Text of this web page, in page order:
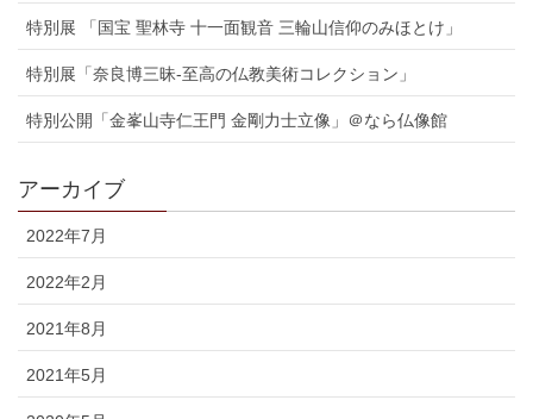
特別展 「国宝 聖林寺 十一面観音 三輪山信仰のみほとけ」
特別展「奈良博三昧-至高の仏教美術コレクション」
特別公開「金峯山寺仁王門 金剛力士立像」＠なら仏像館
アーカイブ
2022年7月
2022年2月
2021年8月
2021年5月